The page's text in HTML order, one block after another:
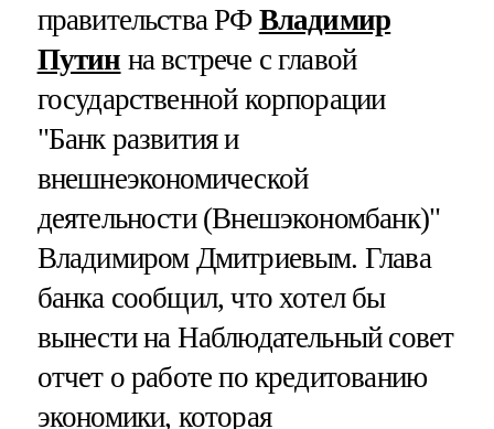
правительства РФ Владимир
Путин на встрече с главой
государственной корпорации
"Банк развития и
внешнеэкономической
деятельности (Внешэкономбанк)"
Владимиром Дмитриевым. Глава
банка сообщил, что хотел бы
вынести на Наблюдательный совет
отчет о работе по кредитованию
экономики, которая